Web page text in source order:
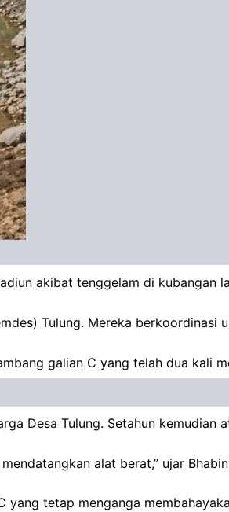
akibat tenggelam di kubangan
Tulung. Mereka berkoordinasi
galian C yang telah dua kali
Desa Tulung. Setahun kemudian
alat berat,” ujar
tetap menganga